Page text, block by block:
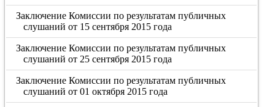
Заключение Комиссии по результатам публичных
слушаний от 15 сентября 2015 года
Заключение Комиссии по результатам публичных
слушаний от 25 сентября 2015 года
Заключение Комиссии по результатам публичных
слушаний от 01 октября 2015 года